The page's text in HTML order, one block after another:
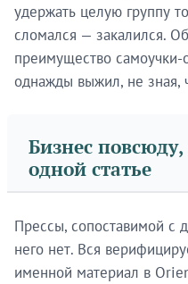
удержать целую группу
сломался — закалился.
преимущество
однажды выжил, не зная,
Бизнес
одной статье
Прессы, сопоставимой с
него нет. Вся
именной материал в